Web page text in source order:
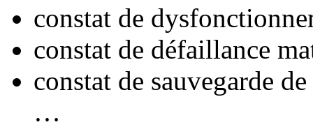
constat de
constat de défaillance
constat de sauvegarde
…